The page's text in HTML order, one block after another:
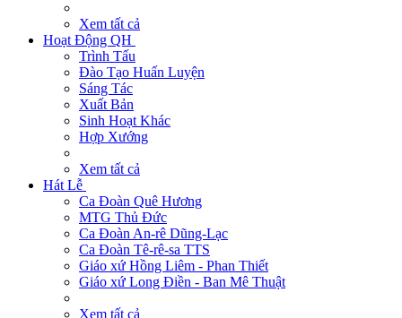
Xem tất cả
Hoạt Động QH
Trình Tấu
Đào Tạo Huấn Luyện
Sáng Tác
Xuất Bản
Sinh Hoạt Khác
Hợp Xướng
Xem tất cả
Hát Lễ
Ca Đoàn Quê Hương
MTG Thủ Đức
Ca Đoàn An-rê Dũng-Lạc
Ca Đoàn Tê-rê-sa TTS
Giáo xứ Hồng Liêm - Phan Thiết
Giáo xứ Long Điền - Ban Mê Thuật
Xem tất cả